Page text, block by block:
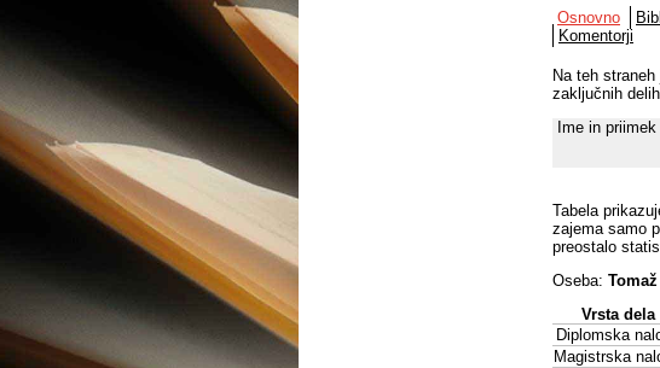
Osnovno
Komentorji
Na teh
zaključnih
Ime in
Tabela
zajema samo
preostalo
Oseba:
Vrsta dela
Diplomska
Magistrska